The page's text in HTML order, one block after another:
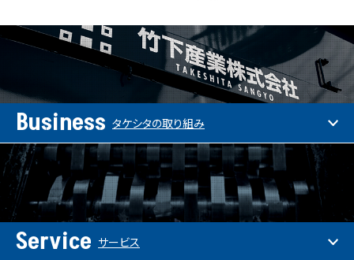
Business タケシタの取り組み
Service サービス